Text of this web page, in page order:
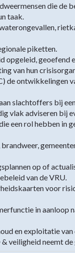
die de
taak.
piketten.
geoefend
van hun
ontwikkelingen
slachtoffers bij
vlak adviseren bij
een rol hebben in
op of
van de VRU.
voor
in aanloop
en exploitatie
veiligheid neemt